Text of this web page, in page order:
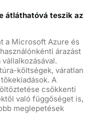
átláthatóvá teszik az
a Microsoft Azure és
árazást
költségek, váratlan
A
csökkenti
való függőséget is,
meglepetések